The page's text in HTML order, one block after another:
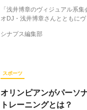
「浅井博章のヴィジュアル系
オDJ・浅井博章さんとともに
シナプス編集部
スポーツ
オリンピアンがパーソ
トレーニングとは？